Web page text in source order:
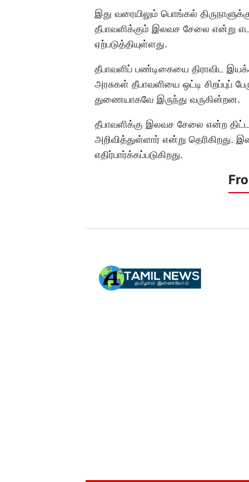
இது வரையிலும் பொங்கல்
தீபாவளிக்கும் இலவச சேலை என்று
ஏற்படுத்தியுள்ளது.
தீபாவளிப் பண்டிகையை திராவிட
அரசுகள் தீபாவளியை ஒட்டி சிறப்புப்
துணையாகவே இருந்து வருகின்றன.
தீபாவளிக்கு இலவச சேலை என்ற
அறிவித்துள்ளார் என்று
எதிர்பார்க்கப்படுகிறது.